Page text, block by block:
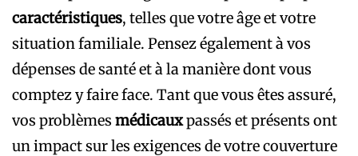
caractéristiques, telles que votre âge et votre
situation familiale. Pensez également à vos
dépenses de santé et à la manière dont vous
comptez y faire face. Tant que vous êtes assuré,
vos problèmes médicauxpassés et présents ont
un impact sur les exigences de votre couverture